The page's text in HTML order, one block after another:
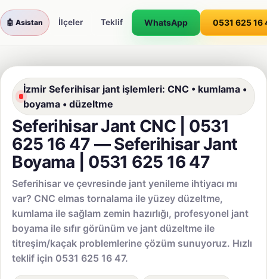
Avrupa Oto Buca
🤖 Asistan İlçeler Teklif WhatsApp 0531 625 16
İzmir Seferihisar jant işlemleri: CNC • kumlama •
boyama • düzeltme
Seferihisar Jant CNC | 0531
625 16 47 — Seferihisar Jant
Boyama | 0531 625 16 47
Seferihisar ve çevresinde jant yenileme ihtiyacı mı
var? CNC elmas tornalama ile yüzey düzeltme,
kumlama ile sağlam zemin hazırlığı, profesyonel jant
boyama ile sıfır görünüm ve jant düzeltme ile
titreşim/kaçak problemlerine çözüm sunuyoruz. Hızlı
teklif için 0531 625 16 47.